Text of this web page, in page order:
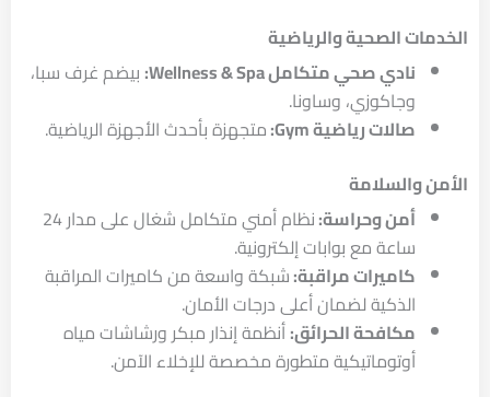
الخدمات الصحية والرياضية
نادي صحي متكامل Wellness & Spa:
بيضم غرف سبا،
وجاكوزي، وساونا.
صالات رياضية Gym:
متجهزة بأحدث الأجهزة الرياضية.
الأمن والسلامة
أمن وحراسة:
نظام أمني متكامل شغال على مدار 24
ساعة مع بوابات إلكترونية.
كاميرات مراقبة:شبكة واسعة من كاميرات المراقبة
الذكية لضمان أعلى درجات الأمان.
مكافحة الحرائق:أنظمة إنذار مبكر ورشاشات مياه
أوتوماتيكية متطورة مخصصة للإخلاء الآمن.